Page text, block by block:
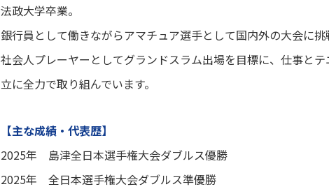
法政大学卒業。
銀行員として働きながらアマチュア選手として国内外の大会に挑
社会人プレーヤーとしてグランドスラム出場を目標に、仕事と
立に全力で取り組んでいます。
【主な成績・代表歴】
2025年 島津全日本選手権大会ダブルス優勝
2025年 全日本選手権大会ダブルス準優勝